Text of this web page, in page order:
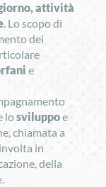
attività
. Lo scopo di
dei
e
losviluppoe
chiamata a
in
della